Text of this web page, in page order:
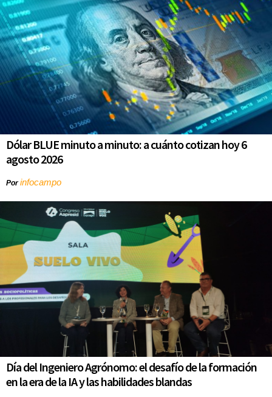
Dólar BLUE minuto a minuto: a cuánto cotizan hoy 6
agosto 2026
Porinfocampo
Día del Ingeniero Agrónomo: el desafío de la formación
en la era de la IA y las habilidades blandas